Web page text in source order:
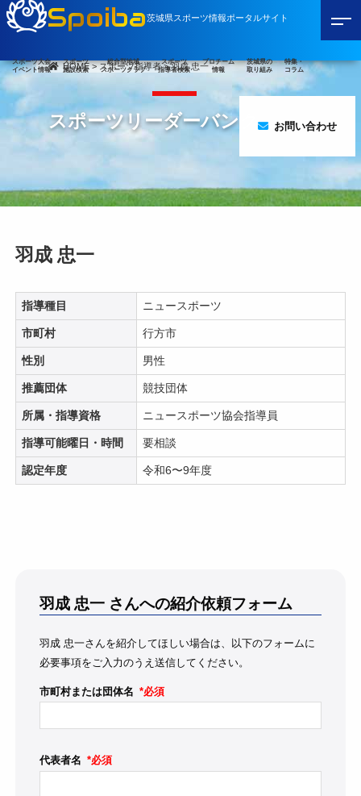
Spoiba茨城県スポーツ情報ポータルサイト
スポーツ大会
イベント情報
スポーツ
施設検索
総合型地域
スポーツクラブ
スポーツ
指導者検索
プロチーム
情報
茨城県の
取り組み
特集・
コラム
お問い合わせ
HOME>スポーツ指導者>羽成 忠一
スポーツリーダーバンク
羽成 忠一
指導種目 ニュースポーツ
市町村 行方市
性別 男性
推薦団体 競技団体
所属・指導資格 ニュースポーツ協会指導員
指導可能曜日・時間 要相談
認定年度 令和6〜9年度
羽成 忠一 さんへの紹介依頼フォーム
羽成 忠一さんを紹介してほしい場合は、以下のフォームに
必要事項をご入力のうえ送信してください。
市町村または団体名 *必須
代表者名 *必須